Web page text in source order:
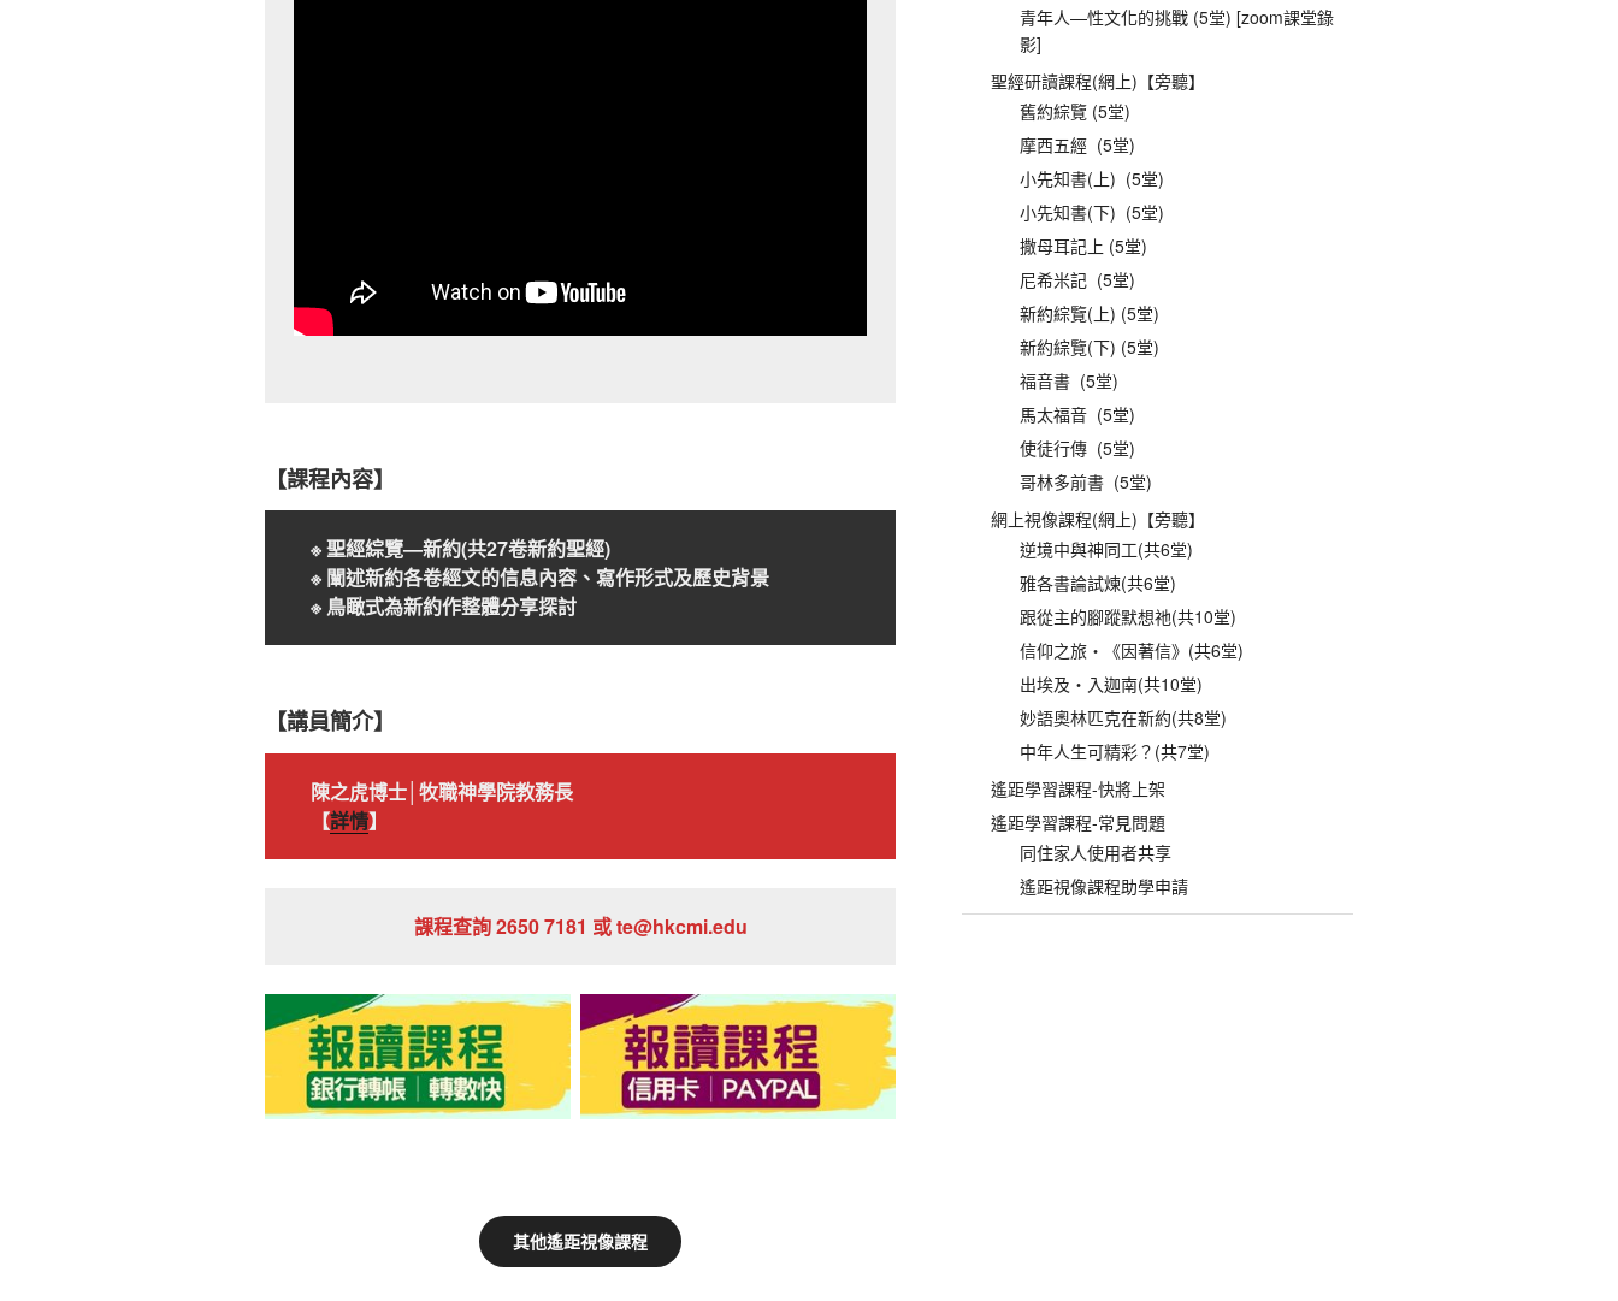
【課程內容】
※ 聖經綜覽—新約(共27卷新約聖經)
※ 闡述新約各卷經文的信息內容、寫作形式及歷史背景
※ 鳥瞰式為新約作整體分享探討
【講員簡介】
陳之虎博士│牧職神學院教務長
【詳情】
課程查詢 2650 7181 或 te@hkcmi.edu
其他遙距視像課程
青年人—性文化的挑戰 (5堂) [zoom課堂錄
影]
聖經研讀課程(網上)【旁聽】
舊約綜覽 (5堂)
摩西五經 (5堂)
小先知書(上) (5堂)
小先知書(下) (5堂)
撒母耳記上 (5堂)
尼希米記 (5堂)
新約綜覽(上) (5堂)
新約綜覽(下) (5堂)
福音書 (5堂)
馬太福音 (5堂)
使徒行傳 (5堂)
哥林多前書 (5堂)
網上視像課程(網上)【旁聽】
逆境中與神同工(共6堂)
雅各書論試煉(共6堂)
跟從主的腳蹤默想祂(共10堂)
信仰之旅‧《因著信》(共6堂)
出埃及‧入迦南(共10堂)
妙語奧林匹克在新約(共8堂)
中年人生可精彩？(共7堂)
遙距學習課程-快將上架
遙距學習課程-常見問題
同住家人使用者共享
遙距視像課程助學申請